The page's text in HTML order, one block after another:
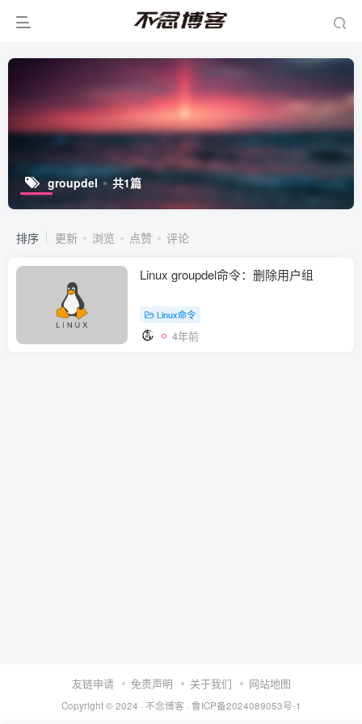
groupdel 共1篇
排序 更新 浏览 点赞 评论
Linux groupdel命令：删除用户组
Linux命令
4年前
友链申请 免责声明 关于我们 网站地图
Copyright © 2024 · 不念博客 · 鲁ICP备2024089053号-1